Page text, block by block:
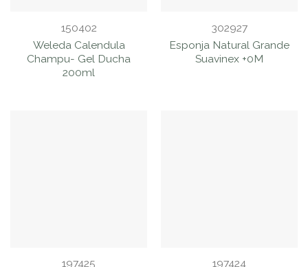
150402
Weleda Calendula
Champu- Gel Ducha
200ml
302927
Esponja Natural Grande
Suavinex +0M
197425
197424